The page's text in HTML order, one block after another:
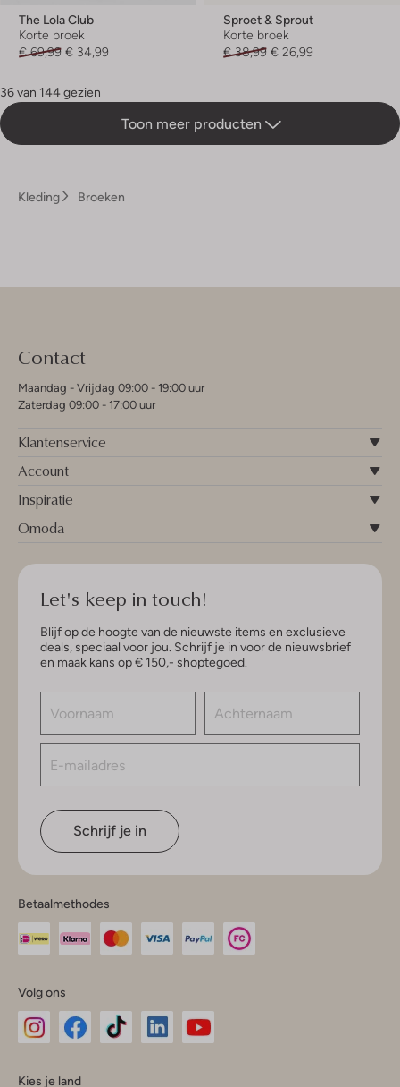
The Lola Club
Korte broek
€ 69,99 € 34,99
Sproet & Sprout
Korte broek
€ 38,99 € 26,99
36 van 144 gezien
Toon meer producten
Kleding Broeken
Contact
Maandag - Vrijdag 09:00 - 19:00 uur
Zaterdag 09:00 - 17:00 uur
Klantenservice
Account
Inspiratie
Omoda
Let's keep in touch!
Blijf op de hoogte van de nieuwste items en exclusieve
deals, speciaal voor jou. Schrijf je in voor de nieuwsbrief
en maak kans op € 150,- shoptegoed.
Schrijf je in
Betaalmethodes
Volg ons
Kies je land